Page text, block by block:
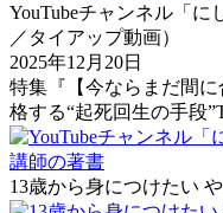
YouTubeチャンネル「に
／タイアップ動画）
2025年12月20日
特集『【今ならまだ間
格する“起死回生の手段
講師の著書
13歳から身につけたい